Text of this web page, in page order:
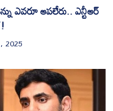
ఎవరూ ఆపలేరు.. ఎన్టీఆర్
2025